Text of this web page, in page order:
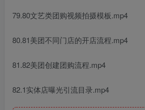
79.80文艺类团购视频拍摄模板.mp4
80.81美团不同门店的开店流程.mp4
81.82美团创建团购流程.mp4
82.1实体店曝光引流目录.mp4